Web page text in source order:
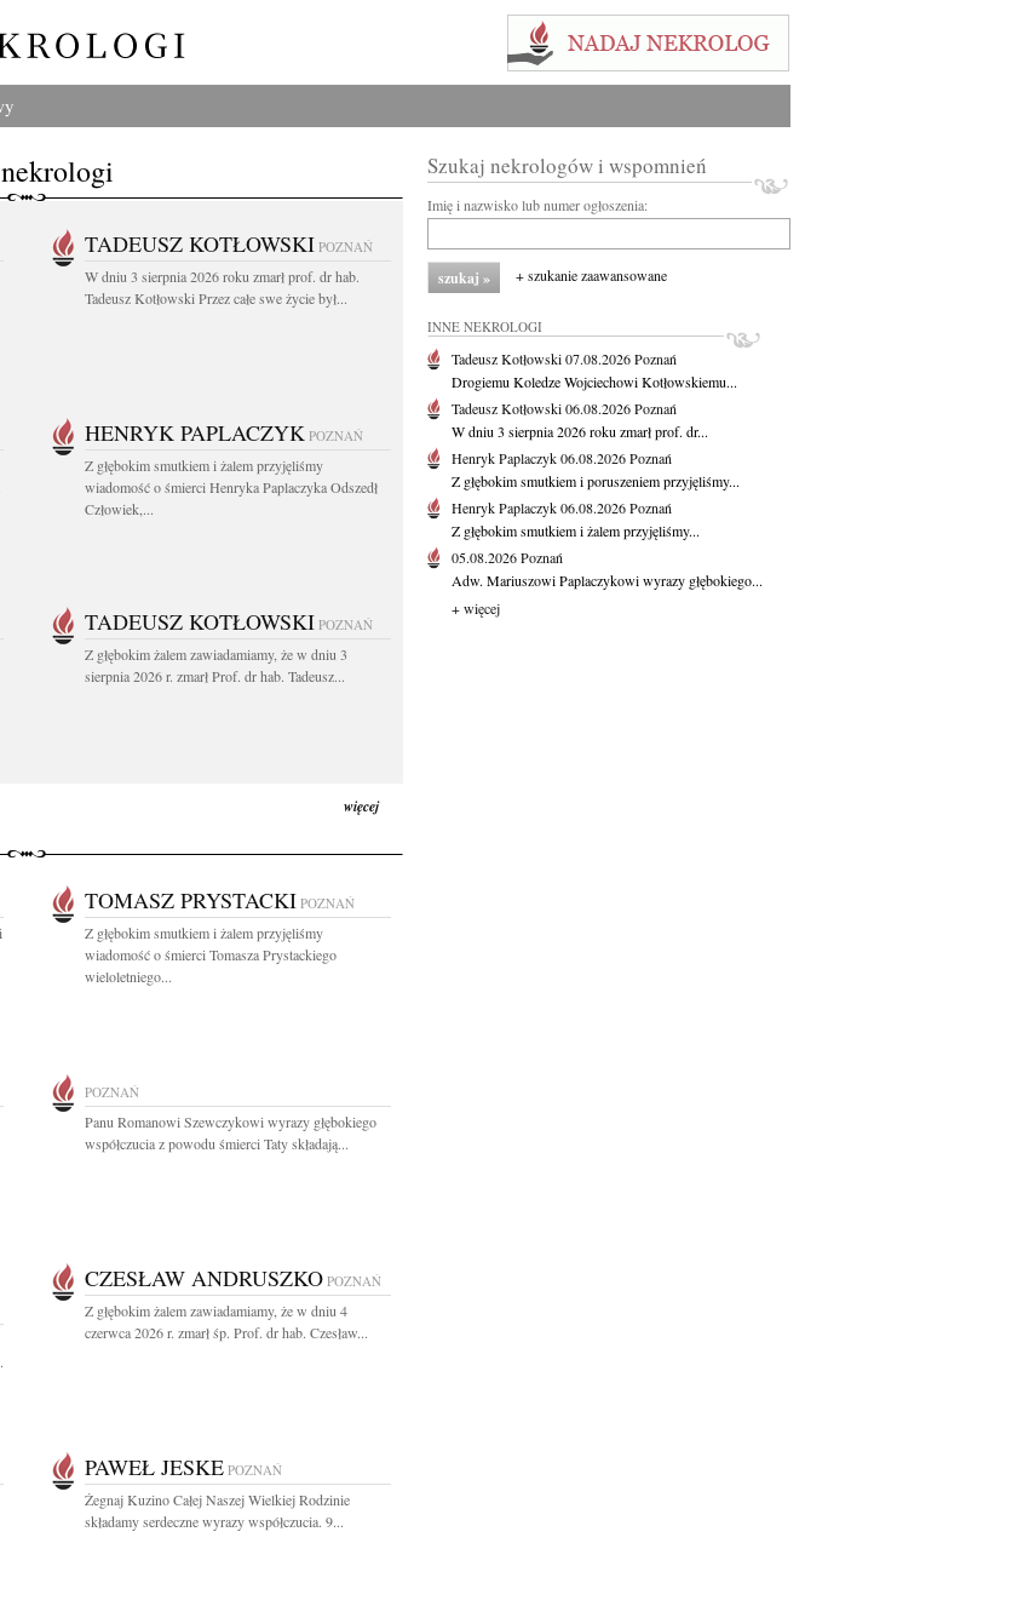
TADEUSZ KOTŁOWSKI POZNAŃ
W dniu 3 sierpnia 2026 roku zmarł prof. dr hab.
Tadeusz Kotłowski Przez całe swe życie był...
HENRYK PAPLACZYK POZNAŃ
Z głębokim smutkiem i żalem przyjęliśmy
wiadomość o śmierci Henryka Paplaczyka Odszedł
Człowiek,...
TADEUSZ KOTŁOWSKI POZNAŃ
Z głębokim żalem zawiadamiamy, że w dniu 3
sierpnia 2026 r. zmarł Prof. dr hab. Tadeusz...
więcej
TOMASZ PRYSTACKI POZNAŃ
Z głębokim smutkiem i żalem przyjęliśmy
wiadomość o śmierci Tomasza Prystackiego
wieloletniego...
POZNAŃ
Panu Romanowi Szewczykowi wyrazy głębokiego
współczucia z powodu śmierci Taty składają...
CZESŁAW ANDRUSZKO POZNAŃ
Z głębokim żalem zawiadamiamy, że w dniu 4
czerwca 2026 r. zmarł śp. Prof. dr hab. Czesław...
PAWEŁ JESKE POZNAŃ
Żegnaj Kuzino Całej Naszej Wielkiej Rodzinie
składamy serdeczne wyrazy współczucia. 9...
Szukaj nekrologów i wspomnień
Imię i nazwisko lub numer ogłoszenia:
+ szukanie zaawansowane
INNE NEKROLOGI
Tadeusz Kotłowski07.08.2026Poznań
Drogiemu Koledze Wojciechowi Kotłowskiemu...
Tadeusz Kotłowski06.08.2026Poznań
W dniu 3 sierpnia 2026 roku zmarł prof. dr...
Henryk Paplaczyk06.08.2026Poznań
Z głębokim smutkiem i poruszeniem przyjęliśmy...
Henryk Paplaczyk06.08.2026Poznań
Z głębokim smutkiem i żalem przyjęliśmy...
05.08.2026Poznań
Adw. Mariuszowi Paplaczykowi wyrazy głębokiego...
+ więcej